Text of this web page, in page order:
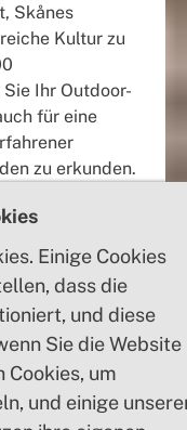
Skånes
Kultur zu
Ihr Outdoor-
für eine
zu erkunden.
Bushaltestellen
Tagesausflug.
nach Länge
sehen, wo es
und
Sie hier Ihr
Einige Cookies
dass die
und diese
Sie die Website
Cookies, um
und einige